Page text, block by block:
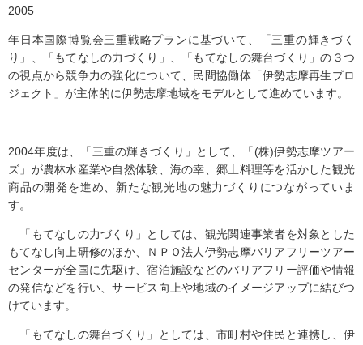
2005
年日本国際博覧会三重戦略プランに基づいて、「三重の輝きづく
り」、「もてなしの力づくり」、「もてなしの舞台づくり」の３つ
の視点から競争力の強化について、民間協働体「伊勢志摩再生プロ
ジェクト」が主体的に伊勢志摩地域をモデルとして進めています。
2004年度は、「三重の輝きづくり」として、「(株)伊勢志摩ツアー
ズ」が農林水産業や自然体験、海の幸、郷土料理等を活かした観光
商品の開発を進め、新たな観光地の魅力づくりにつながっていま
す。
「もてなしの力づくり」としては、観光関連事業者を対象とした
もてなし向上研修のほか、ＮＰＯ法人伊勢志摩バリアフリーツアー
センターが全国に先駆け、宿泊施設などのバリアフリー評価や情報
の発信などを行い、サービス向上や地域のイメージアップに結びつ
けています。
「もてなしの舞台づくり」としては、市町村や住民と連携し、伊